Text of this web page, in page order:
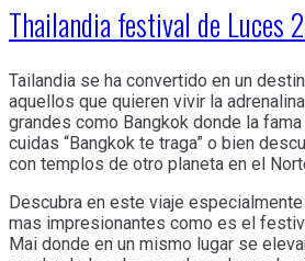
Thailandia festival de Luces
Tailandia se ha convertido en un
aquellos que quieren vivir la
grandes como Bangkok donde la
cuidas “Bangkok te traga” o bien
con templos de otro planeta en el
Descubra en este viaje
mas impresionantes como es el
Mai donde en un mismo lugar se